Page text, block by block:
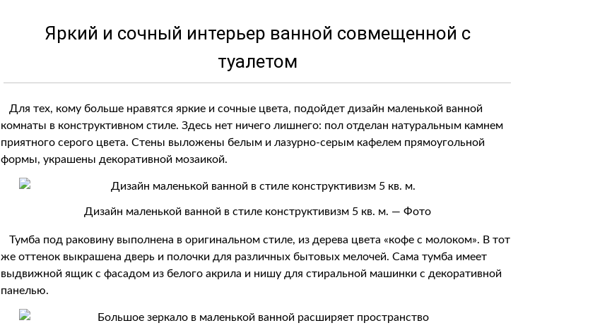
Яркий и сочный интерьер ванной совмещенной с
туалетом
Для тех, кому больше нравятся яркие и сочные цвета, подойдет дизайн маленькой ванной
комнаты в конструктивном стиле. Здесь нет ничего лишнего: пол отделан натуральным камнем
приятного серого цвета. Стены выложены белым и лазурно-серым кафелем прямоугольной
формы, украшены декоративной мозаикой.
Дизайн маленькой ванной в стиле конструктивизм 5 кв. м. — Фото
Тумба под раковину выполнена в оригинальном стиле, из дерева цвета «кофе с молоком». В тот
же оттенок выкрашена дверь и полочки для различных бытовых мелочей. Сама тумба имеет
выдвижной ящик с фасадом из белого акрила и нишу для стиральной машинки с декоративной
панелью.